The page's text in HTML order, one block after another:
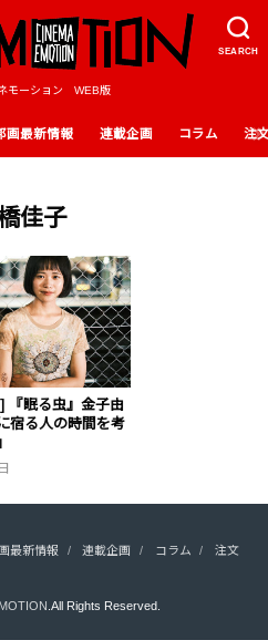
SEARCH
モーション WEB版
画最新情報 連載企画 コラム 注
佳子
『眠る虫』金子由
宿る人の時間を考
最新情報 連載企画 コラム 注文
.All Rights Reserved.